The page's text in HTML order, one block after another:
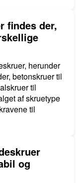
findes der,
herunder
betonskruer til
til
af skruetype
til
og